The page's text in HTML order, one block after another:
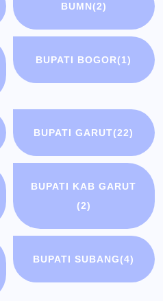
BUMN(2)
BUPATI BOGOR(1)
BUPATI GARUT(22)
BUPATI KAB GARUT
(2)
BUPATI SUBANG(4)